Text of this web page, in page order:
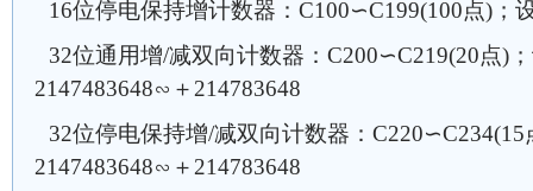
16位停电保持增计数器：C100∽C199(100点)；
32位通用增/减双向计数器：C200∽C219(20点)
2147483648∽＋214783648
32位停电保持增/减双向计数器：
2147483648∽＋214783648